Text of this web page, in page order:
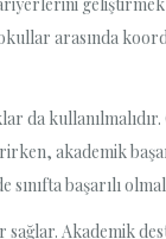
geliştirmek
arasında
akademik
başarılı
Akademik